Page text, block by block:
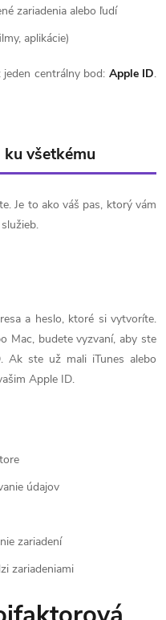
zariadenia alebo ľudí
aplikácie)
centrálny bod: Apple ID.
všetkému
Je to ako váš pas, ktorý vám
a heslo, ktoré si vytvoríte.
Mac, budete vyzvaní, aby ste
Ak ste už mali iTunes alebo
Apple ID.
údajov
zariadení
zariadeniami